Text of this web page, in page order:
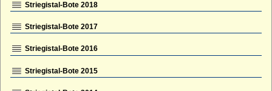
Striegistal-Bote 2018
Striegistal-Bote 2017
Striegistal-Bote 2016
Striegistal-Bote 2015